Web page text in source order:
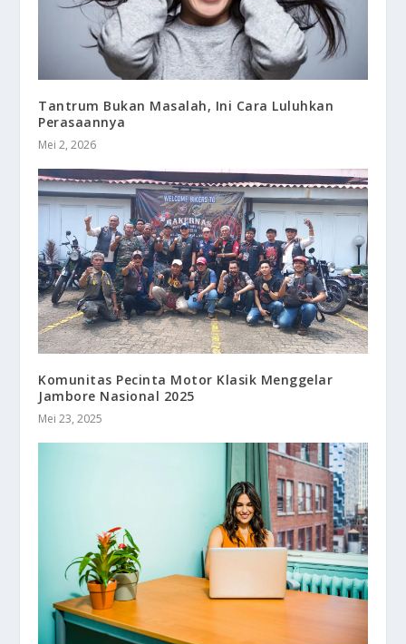
Tantrum Bukan Masalah, Ini Cara Luluhkan
Perasaannya
Mei 2, 2026
Komunitas Pecinta Motor Klasik Menggelar
Jambore Nasional 2025
Mei 23, 2025